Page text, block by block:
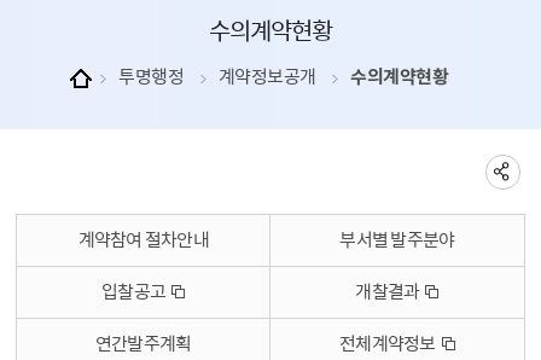
수의계약현황
투명행정 계약정보공개 수의계약현황
계약참여 절차안내
부서별 발주분야
입찰공고
개찰결과
연간발주계획
전체계약정보